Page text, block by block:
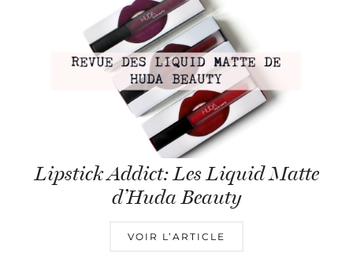
Lipstick Addict: Les Liquid Matte
d’Huda Beauty
VOIR L’ARTICLE